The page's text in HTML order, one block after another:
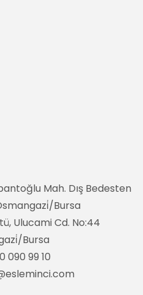
Mah. Dış Bedesten
Bursa
Ulucami Cd. No:44
Bursa
090 99 10